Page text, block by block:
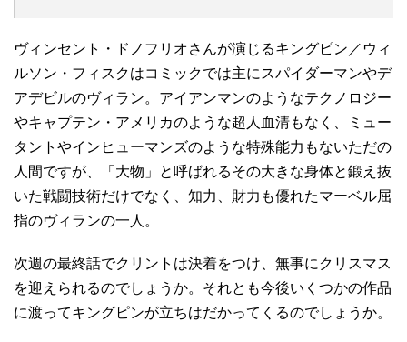
ヴィンセント・ドノフリオさんが演じるキングピン／ウィ
ルソン・フィスクはコミックでは主にスパイダーマンやデ
アデビルのヴィラン。アイアンマンのようなテクノロジー
やキャプテン・アメリカのような超人血清もなく、ミュー
タントやインヒューマンズのような特殊能力もないただの
人間ですが、「大物」と呼ばれるその大きな身体と鍛え抜
いた戦闘技術だけでなく、知力、財力も優れたマーベル屈
指のヴィランの一人。
次週の最終話でクリントは決着をつけ、無事にクリスマス
を迎えられるのでしょうか。それとも今後いくつかの作品
に渡ってキングピンが立ちはだかってくるのでしょうか。